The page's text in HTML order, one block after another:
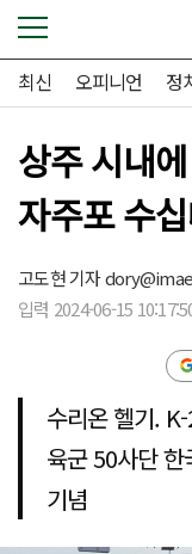
최신 오피니언 정
상주 시내
자주포 수
고도현 기자
입력 2024-06-15
수리온 헬기.
육군 50사단
기념